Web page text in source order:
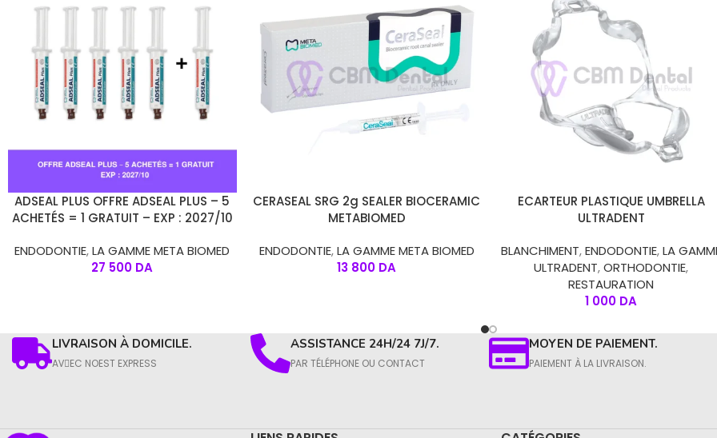
AJOUTER AU PANIER
ADSEAL PLUS OFFRE ADSEAL PLUS – 5
ACHETÉS = 1 GRATUIT – EXP : 2027/10
ENDODONTIE,LA GAMME META BIOMED
27 500 DA
AJOUTER AU PANIER
CERASEAL SRG 2g SEALER BIOCERAMIC
METABIOMED
ENDODONTIE,LA GAMME META BIOMED
13 800 DA
CHOIX DES OPTIONS
ECARTEUR PLASTIQUE UMBRELLA
ULTRADENT
BLANCHIMENT,ENDODONTIE,LA
ULTRADENT,ORTHODONTIE,
RESTAURATION
1 000 DA
LIVRAISON À DOMICILE.
AVِEC NOEST EXPRESS
ASSISTANCE 24H/24 7J/7.
PAR TÉLÉPHONE OU CONTACT​
MOYEN DE PAIEMENT.
PAIEMENT À LA LIVRAISON.​